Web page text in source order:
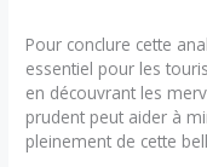
Pour conclure cette
essentiel pour les
en découvrant les
prudent peut aider à
pleinement de cette